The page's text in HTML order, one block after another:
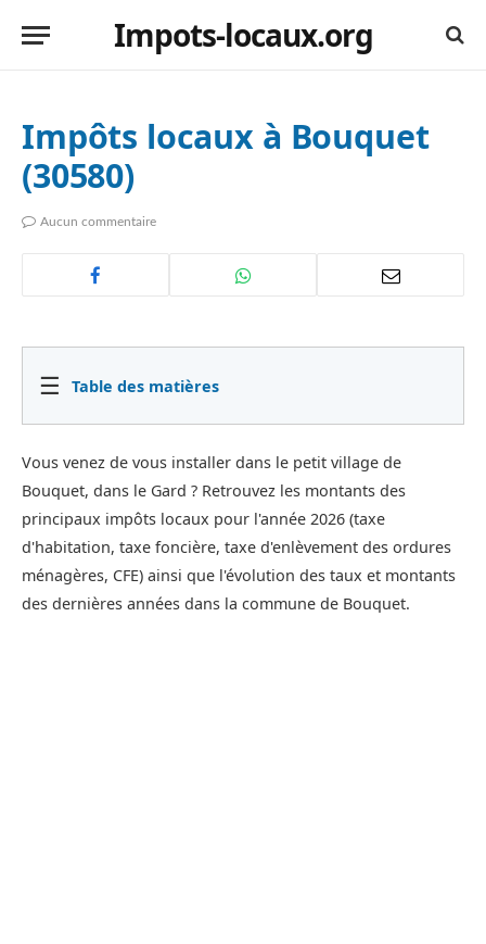
Impots-locaux.org
Impôts locaux à Bouquet
(30580)
Aucun commentaire
☰ Table des matières
Vous venez de vous installer dans le petit village de
Bouquet, dans le Gard ? Retrouvez les montants des
principaux impôts locaux pour l'année 2026 (taxe
d'habitation, taxe foncière, taxe d'enlèvement des ordures
ménagères, CFE) ainsi que l'évolution des taux et montants
des dernières années dans la commune de Bouquet.